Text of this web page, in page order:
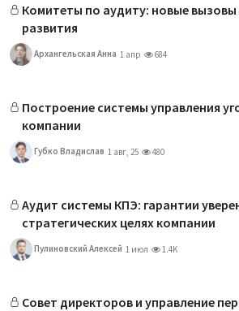
Комитеты по аудиту: новые вызовы
развития
Архангельская Анна 1 апр 684
Построение системы управления
компании
Губко Владислав 1 авг, 25 480
Аудит системы КПЭ: гарантии
стратегических целях компании
Пулиновский Алексей 1 июл 1.4K
Совет директоров и управление